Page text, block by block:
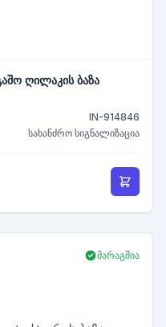
ღილაკის ბაზა
IN-914846
სახანძრო სიგნალიზაცია
მარაგშია